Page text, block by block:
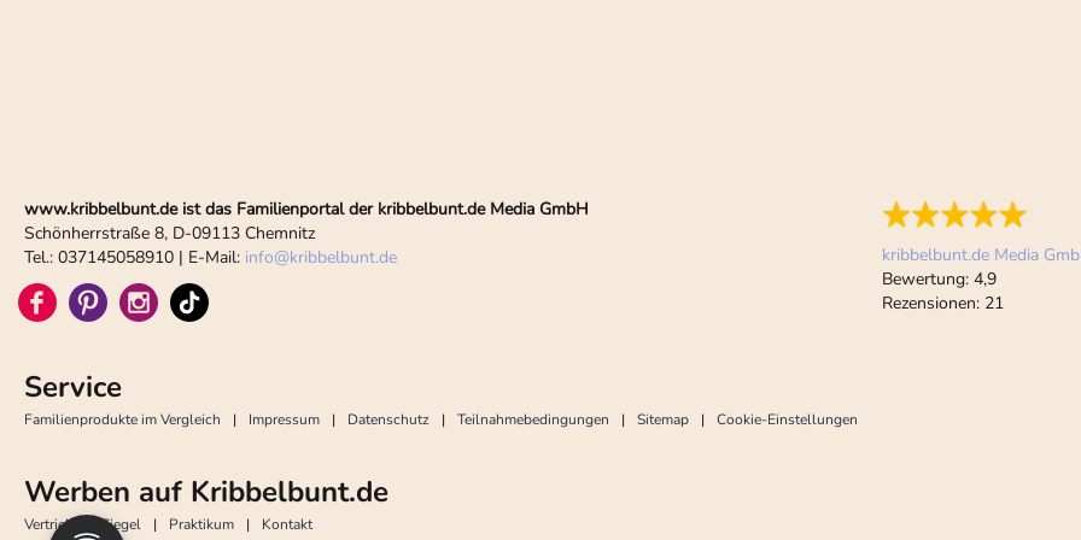
www.kribbelbunt.de ist das Familienportal der kribbelbunt.de Media GmbH
Schönherrstraße 8, D-09113 Chemnitz
Tel.: 037145058910 | E-Mail: info@kribbelbunt.de
Service
Familienprodukte im Vergleich Impressum Datenschutz Teilnahmebedingungen Sitemap Cookie-Einstellungen
Werben auf Kribbelbunt.de
Vertrieb Siegel Praktikum Kontakt
kribbelbunt.de Media
Bewertung: 4,9
Rezensionen: 21